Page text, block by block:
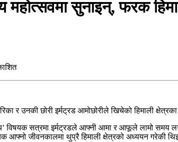
महोत्सवमा सुनाइन्, फरक
र उनकी छोरी इर्मट्रड आमोछोरीले खिचेको हिमाली
विषयक सत्रमा इर्मट्रडले आफ्नी आमा र आफूले लामो समय
आफ्नो जीवनकालमा थुप्रै हिमाली क्षेत्रको अध्ययन गरेकी